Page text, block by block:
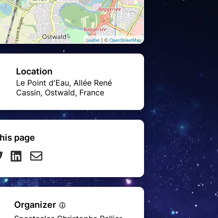
Leaflet | © OpenStreetMap
Location
Le Point d'Eau, Allée René
Cassin, Ostwald, France
page
Organizer